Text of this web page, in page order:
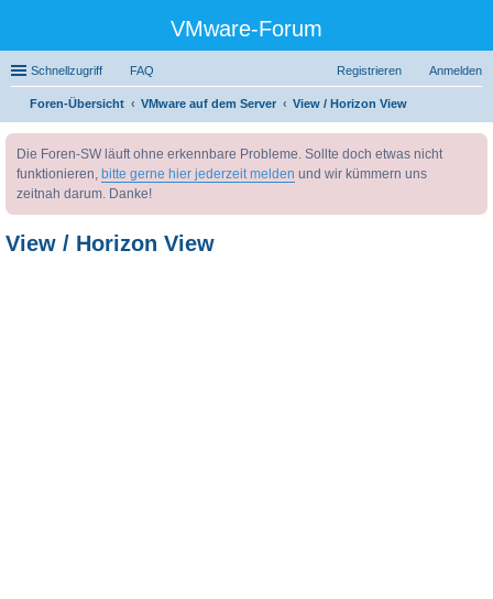
VMware-Forum
Schnellzugriff FAQ Anmelden
Registrieren
Foren-Übersicht VMware auf dem Server
View / Horizon View
Die Foren-SW läuft ohne erkennbare Probleme. Sollte doch etwas nicht
funktionieren, bitte gerne hier jederzeit melden und wir kümmern uns
zeitnah darum. Danke!
View / Horizon View